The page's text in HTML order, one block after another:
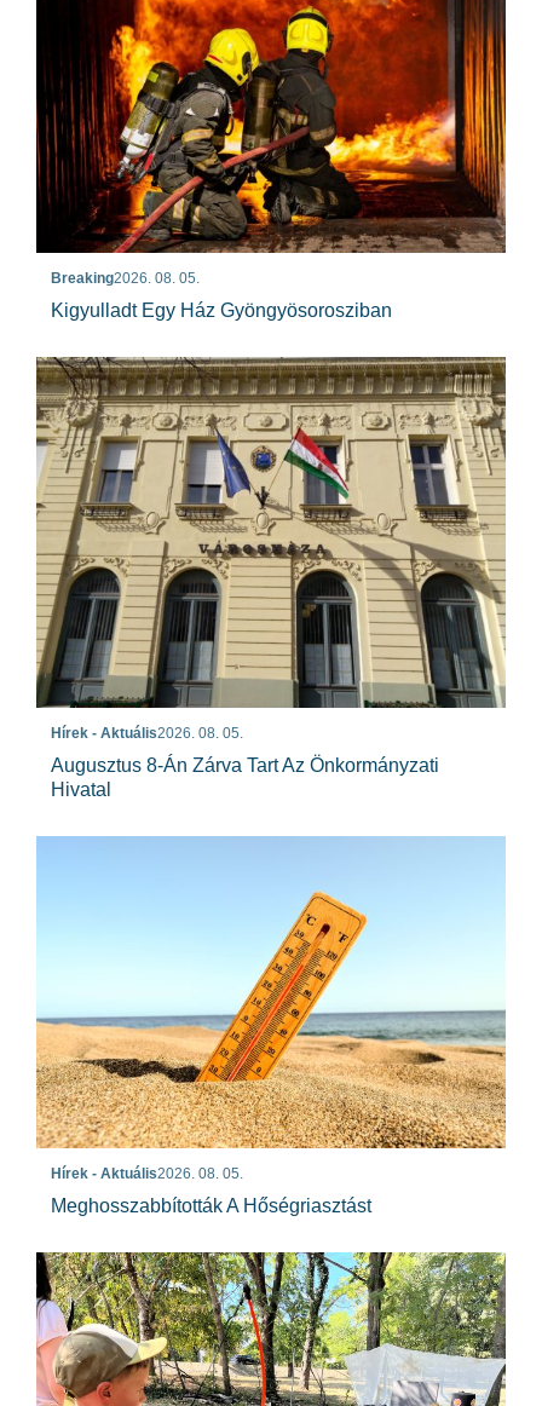
Breaking2026. 08. 05.
Kigyulladt Egy Ház Gyöngyösorosziban
Hírek - Aktuális2026. 08. 05.
Augusztus 8-Án Zárva Tart Az Önkormányzati
Hivatal
Hírek - Aktuális2026. 08. 05.
Meghosszabbították A Hőségriasztást